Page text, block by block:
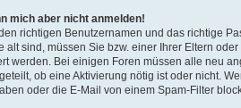
mich aber nicht anmelden!
richtigen Benutzernamen und das richtige
alt sind, müssen Sie bzw. einer Ihrer Eltern
werden. Bei einigen Foren müssen alle neu
ob eine Aktivierung nötig ist oder nicht.
oder die E-Mail von einem Spam-Filter